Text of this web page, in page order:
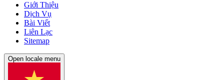
Giới Thiệu
Dịch Vụ
Bài Viết
Liên Lạc
Sitemap
Open locale menu